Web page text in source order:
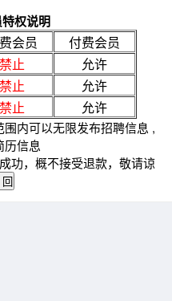
权说明
会员
付费会员
禁止
允许
禁止
允许
禁止 允许
内可以无限发布招聘信息 ,
历信息
功，概不接受退款，敬请谅